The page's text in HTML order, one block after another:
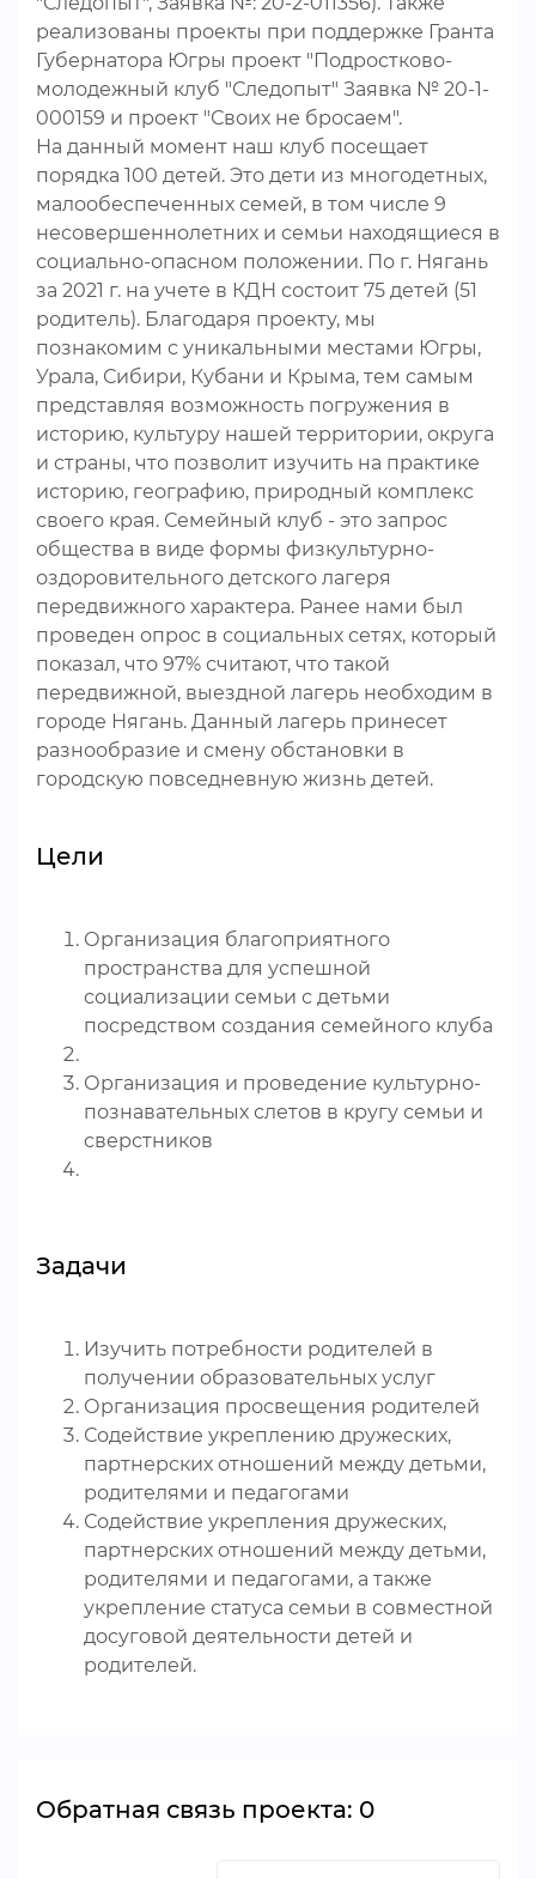
реализованы проекты при поддержке Гранта
Губернатора Югры проект "Подростково-
молодежный клуб "Следопыт" Заявка № 20-1-
000159 и проект "Своих не бросаем".
На данный момент наш клуб посещает
порядка 100 детей. Это дети из многодетных,
малообеспеченных семей, в том числе 9
несовершеннолетних и семьи находящиеся в
социально-опасном положении. По г. Нягань
за 2021 г. на учете в КДН состоит 75 детей (51
родитель). Благодаря проекту, мы
познакомим с уникальными местами Югры,
Урала, Сибири, Кубани и Крыма, тем самым
представляя возможность погружения в
историю, культуру нашей территории, округа
и страны, что позволит изучить на практике
историю, географию, природный комплекс
своего края. Семейный клуб - это запрос
общества в виде формы физкультурно-
оздоровительного детского лагеря
передвижного характера. Ранее нами был
проведен опрос в социальных сетях, который
показал, что 97% считают, что такой
передвижной, выездной лагерь необходим в
городе Нягань. Данный лагерь принесет
разнообразие и смену обстановки в
городскую повседневную жизнь детей.
Цели
Организация благоприятного
пространства для успешной
социализации семьи с детьми
посредством создания семейного клуба
Организация и проведение культурно-
познавательных слетов в кругу семьи и
сверстников
Задачи
Изучить потребности родителей в
получении образовательных услуг
Организация просвещения родителей
Содействие укреплению дружеских,
партнерских отношений между детьми,
родителями и педагогами
Содействие укрепления дружеских,
партнерских отношений между детьми,
родителями и педагогами, а также
укрепление статуса семьи в совместной
досуговой деятельности детей и
родителей.
Обратная связь проекта: 0